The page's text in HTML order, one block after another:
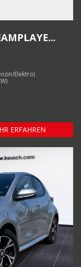
Elektro)
ERFAHREN